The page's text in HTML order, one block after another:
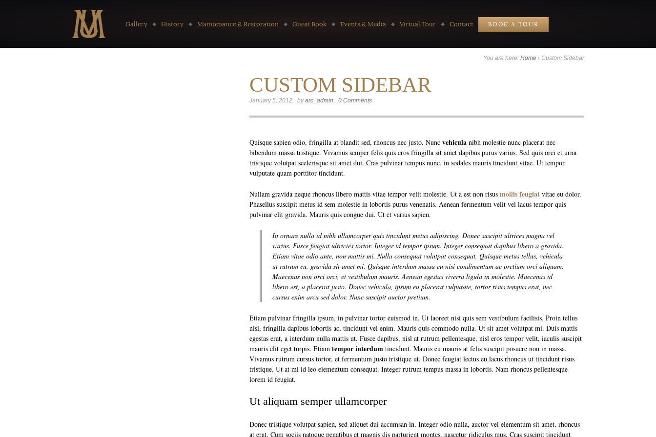
Go to: Gallery History Maintenance & Restoration Guest Book Events & Media Virtual Tour Contact BOOK A TOUR
You are here: Home › Custom Sidebar
CUSTOM SIDEBAR
January 5, 2012 byarc_admin 0 Comments
Quisque sapien odio, fringilla at blandit sed, rhoncus nec justo. Nunc vehicula nibh molestie nunc placerat nec
bibendum massa tristique. Vivamus semper felis quis eros fringilla sit amet dapibus purus varius. Sed quis orci et urna
tristique volutpat scelerisque sit amet dui. Cras pulvinar tempus nunc, in sodales mauris tincidunt vitae. Ut tempor
vulputate quam porttitor tincidunt.
Nullam gravida neque rhoncus libero mattis vitae tempor velit molestie. Ut a est non risus mollis feugiat vitae eu dolor.
Phasellus suscipit metus id sem molestie in lobortis purus venenatis. Aenean fermentum velit vel lacus tempor quis
pulvinar elit gravida. Mauris quis congue dui. Ut et varius sapien.
In ornare nulla id nibh ullamcorper quis tincidunt metus adipiscing. Donec suscipit ultrices magna vel
varius. Fusce feugiat ultricies tortor. Integer id tempor ipsum. Integer consequat dapibus libero a gravida.
Etiam vitae odio ante, non mattis mi. Nulla consequat volutpat consequat. Quisque metus tellus, vehicula
ut rutrum eu, gravida sit amet mi. Quisque interdum massa eu nisi condimentum ac pretium orci aliquam.
Maecenas non orci orci, et vestibulum mauris. Aenean egestas viverra ligula in molestie. Maecenas id
libero est, a placerat justo. Donec vehicula, ipsum eu placerat vulputate, tortor risus tempus erat, nec
cursus enim arcu sed dolor. Nunc suscipit auctor pretium.
Etiam pulvinar fringilla ipsum, in pulvinar tortor euismod in. Ut laoreet nisi quis sem vestibulum facilisis. Proin tellus
nisl, fringilla dapibus lobortis ac, tincidunt vel enim. Mauris quis commodo nulla. Ut sit amet volutpat mi. Duis mattis
egestas erat, a interdum nulla mattis ut. Fusce dapibus, nisl at rutrum pellentesque, nisl eros tempor velit, iaculis suscipit
mauris elit eget turpis. Etiam tempor interdum tincidunt. Mauris eu mauris at felis suscipit posuere non in massa.
Vivamus rutrum cursus tortor, et fermentum justo tristique ut. Donec feugiat lectus eu lacus rhoncus ut tincidunt risus
tristique. Ut at mi id leo elementum consequat. Integer rutrum tempus massa in lobortis. Nam rhoncus pellentesque
lorem id feugiat.
Ut aliquam semper ullamcorper
Donec tristique volutpat sapien, sed aliquet dui accumsan in. Integer odio nulla, auctor vel elementum sit amet, rhoncus
at erat. Cum sociis natoque penatibus et magnis dis parturient montes, nascetur ridiculus mus. Cras suscipit tincidunt